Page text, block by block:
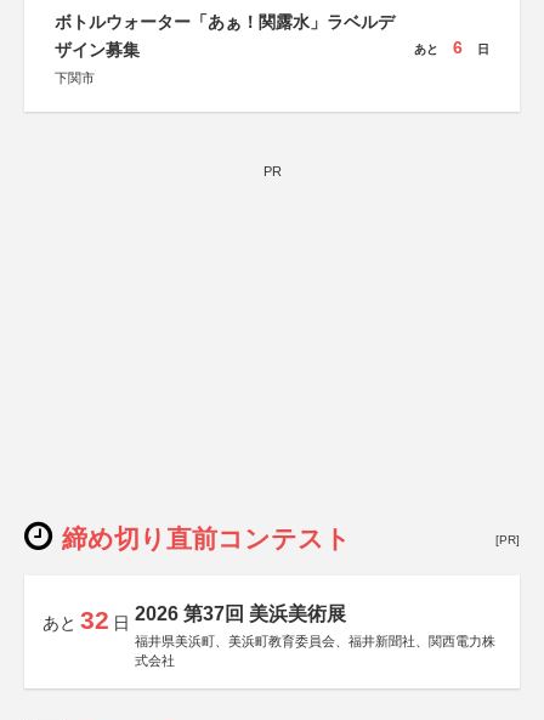
ボトルウォーター「あぁ！関露水」ラベルデ
ザイン募集
下関市
あと 6 日
PR
締め切り直前コンテスト [PR]
あと 32 日 2026 第37回 美浜美術展
福井県美浜町、美浜町教育委員会、福井新聞社、関西電力株
式会社